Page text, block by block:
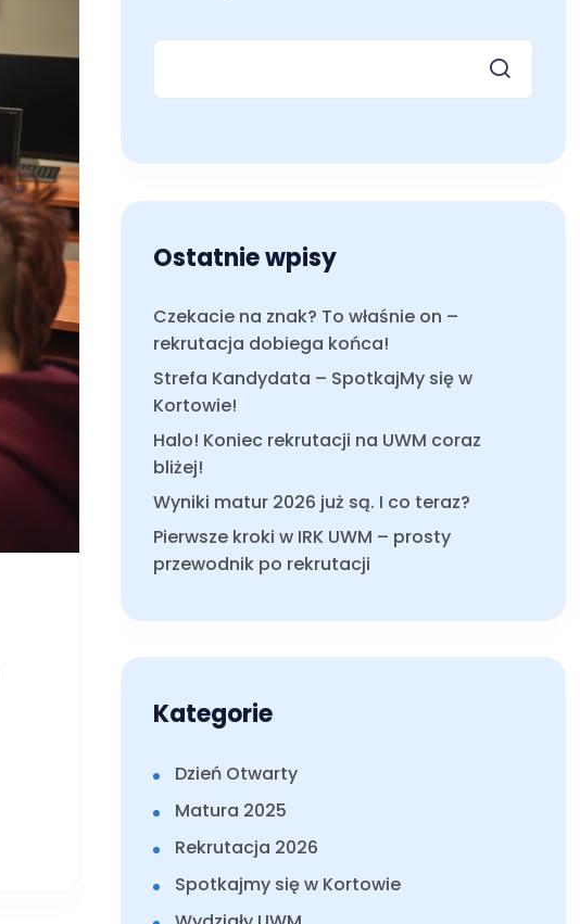
Ostatnie wpisy
Czekacie na znak? To właśnie on –
rekrutacja dobiega końca!
Strefa Kandydata – SpotkajMy się w
Kortowie!
Halo! Koniec rekrutacji na UWM coraz
bliżej!
Wyniki matur 2026 już są. I co teraz?
Pierwsze kroki w IRK UWM – prosty
przewodnik po rekrutacji
Kategorie
Dzień Otwarty
Matura 2025
Rekrutacja 2026
Spotkajmy się w Kortowie